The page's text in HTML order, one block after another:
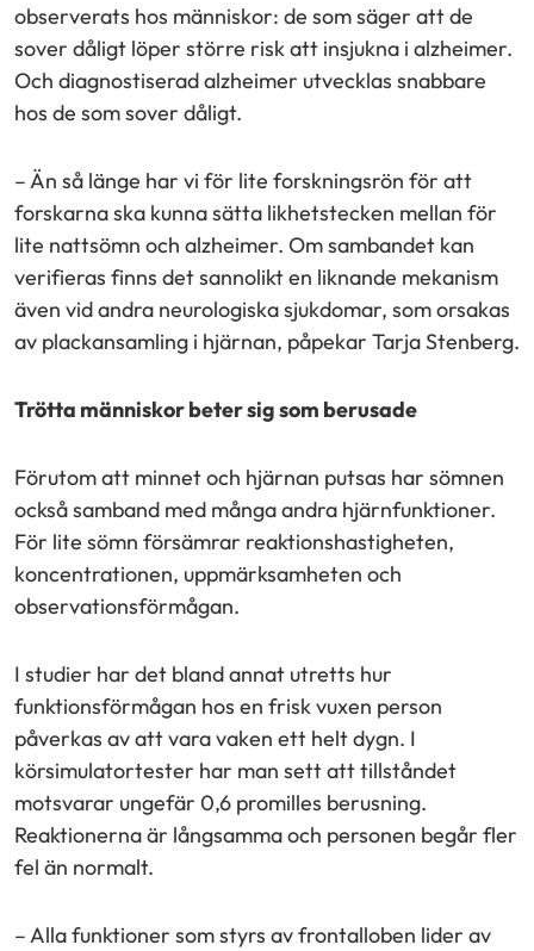
observerats hos människor: de som säger att de
sover dåligt löper större risk att insjukna i alzheimer.
Och diagnostiserad alzheimer utvecklas snabbare
hos de som sover dåligt.
– Än så länge har vi för lite forskningsrön för att
forskarna ska kunna sätta likhetstecken mellan för
lite nattsömn och alzheimer. Om sambandet kan
verifieras finns det sannolikt en liknande mekanism
även vid andra neurologiska sjukdomar, som orsakas
av plackansamling i hjärnan, påpekar Tarja Stenberg.
Trötta människor beter sig som berusade
Förutom att minnet och hjärnan putsas har sömnen
också samband med många andra hjärnfunktioner.
För lite sömn försämrar reaktionshastigheten,
koncentrationen, uppmärksamheten och
observationsförmågan.
I studier har det bland annat utretts hur
funktionsförmågan hos en frisk vuxen person
påverkas av att vara vaken ett helt dygn. I
körsimulatortester har man sett att tillståndet
motsvarar ungefär 0,6 promilles berusning.
Reaktionerna är långsamma och personen begår fler
fel än normalt.
– Alla funktioner som styrs av frontalloben lider av